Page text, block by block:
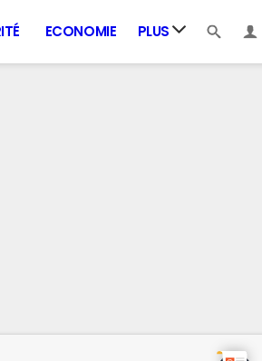
ECONOMIE PLUS